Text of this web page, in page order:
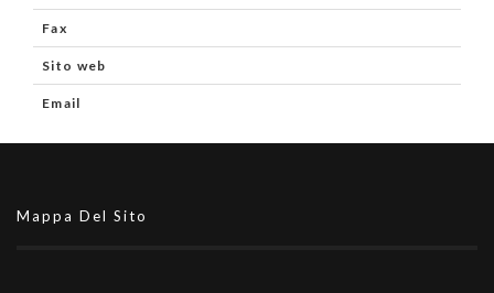
Fax
Sito web
Email
Mappa Del Sito